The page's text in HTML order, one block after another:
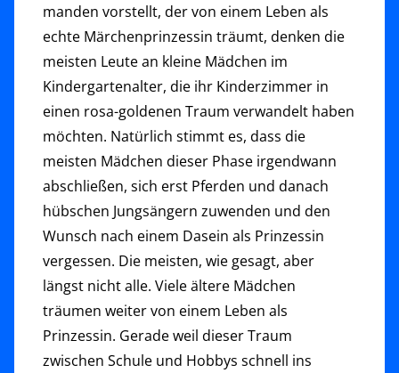
manden vorstellt, der von einem Leben als
echte Märchenprinzessin träumt, denken die
meisten Leute an kleine Mädchen im
Kindergartenalter, die ihr Kinderzimmer in
einen rosa-goldenen Traum verwandelt haben
möchten. Natürlich stimmt es, dass die
meisten Mädchen dieser Phase irgendwann
abschließen, sich erst Pferden und danach
hübschen Jungsängern zuwenden und den
Wunsch nach einem Dasein als Prinzessin
vergessen. Die meisten, wie gesagt, aber
längst nicht alle. Viele ältere Mädchen
träumen weiter von einem Leben als
Prinzessin. Gerade weil dieser Traum
zwischen Schule und Hobbys schnell ins